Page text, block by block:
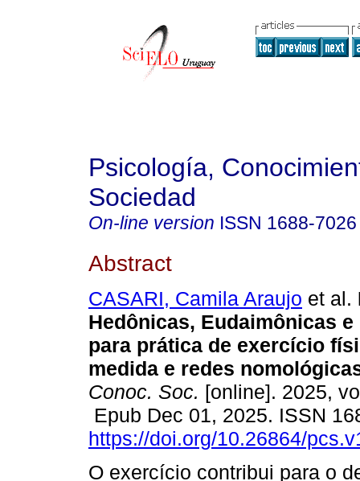
Psicología,
Sociedad
On-line version ISSN 1688-7026
Abstract
CASARI, Camila Araujo et al.
Hedônicas, Eudaimônicas
para prática de exercício
medida e redes
Conoc. Soc. [online]. 2025,
Epub Dec 01, 2025. ISSN
https://doi.org/10.26864/
O exercício contribui para o